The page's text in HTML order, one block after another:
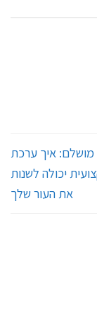
מושלם: איך ערכת
יכולה לשנות
את העור שלך